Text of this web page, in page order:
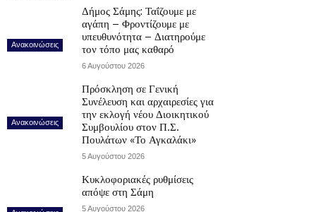
Ανακοινώσεις
Δήμος Σάμης: Ταΐζουμε με
αγάπη – Φροντίζουμε με
υπευθυνότητα – Διατηρούμε
τον τόπο μας καθαρό
6 Αυγούστου 2026
Ανακοινώσεις
Πρόσκληση σε Γενική
Συνέλευση και αρχαιρεσίες για
την εκλογή νέου Διοικητικού
Συμβουλίου στον Π.Σ.
Πουλάτων «Το Αγκαλάκι»
5 Αυγούστου 2026
Κυκλοφοριακές ρυθμίσεις
απόψε στη Σάμη
5 Αυγούστου 2026